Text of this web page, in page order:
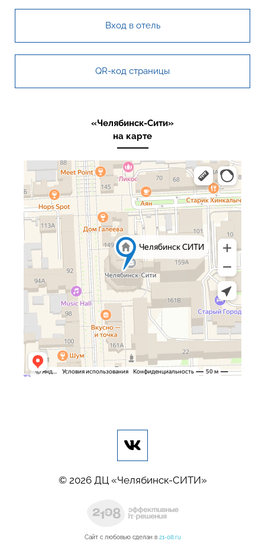
Вход в отель
QR-код страницы
«Челябинск-Сити»
на карте
© 2026 ДЦ «Челябинск-СИТИ»
Сайт с любовью сделан в 21-08.ru